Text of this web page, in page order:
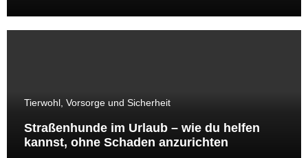
Tierwohl, Vorsorge und Sicherheit
Straßenhunde im Urlaub – wie du helfen
kannst, ohne Schaden anzurichten